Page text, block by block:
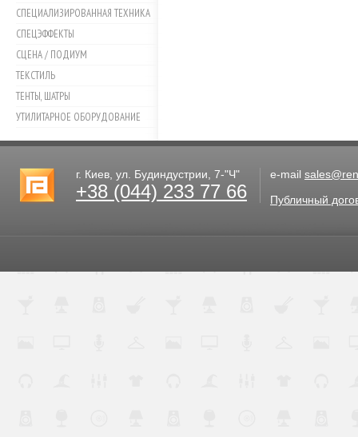
СПЕЦИАЛИЗИРОВАННАЯ ТЕХНИКА
СПЕЦЭФФЕКТЫ
СЦЕНА / ПОДИУМ
ТЕКСТИЛЬ
ТЕНТЫ, ШАТРЫ
УТИЛИТАРНОЕ ОБОРУДОВАНИЕ
г. Киев, ул. Будиндустрии, 7-"Ч"
+38 (044) 233 77 66
e-mail
Публичный